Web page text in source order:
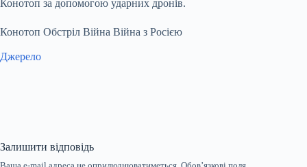
Конотоп за допомогою ударних дронів.
Конотоп Обстріл Війна Війна з Росією
Джерело
Залишити відповідь